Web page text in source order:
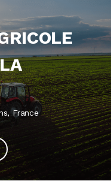
France